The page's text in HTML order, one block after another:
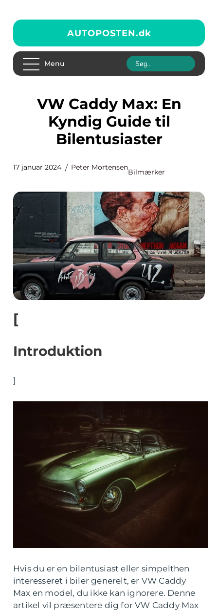
AUTOPOSTEN.dk
Menu
VW Caddy Max: En
Kyndig Guide til
Bilentusiaster
17 januar 2024 Peter Mortensen
Bilmærker
[
Introduktion
]
Hvis du er en bilentusiast eller simpelthen
interesseret i biler generelt, er VW Caddy
Max en model, du ikke kan ignorere. Denne
artikel vil præsentere dig for VW Caddy Max